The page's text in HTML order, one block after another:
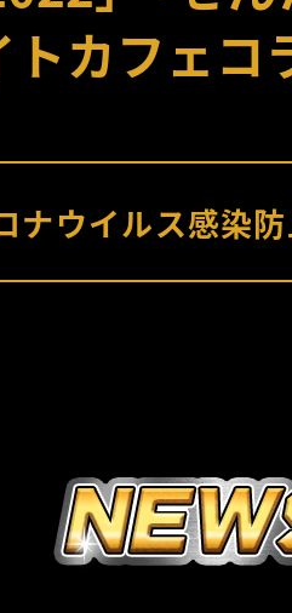
カフェコ
ナウイルス感染